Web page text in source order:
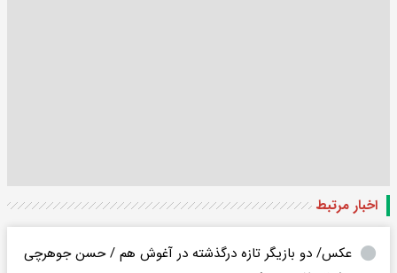
اخبار مرتبط
عکس/ دو بازیگر تازه درگذشته در آغوش هم / حسن جوهرچی